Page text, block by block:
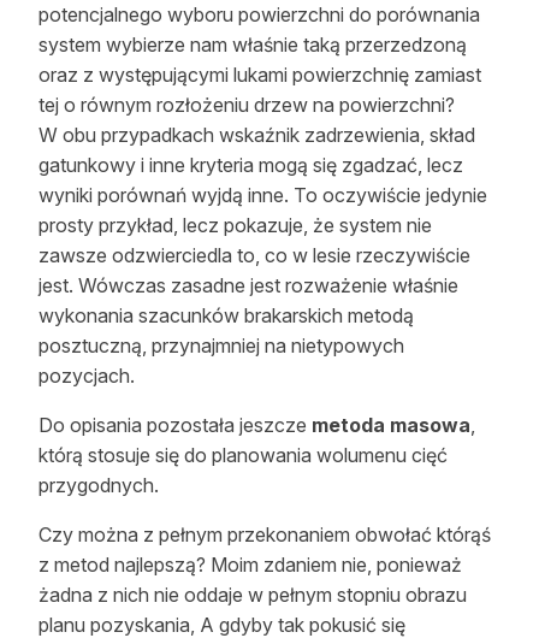
potencjalnego wyboru powierzchni do porównania
system wybierze nam właśnie taką przerzedzoną
oraz z występującymi lukami powierzchnię zamiast
tej o równym rozłożeniu drzew na powierzchni?
W obu przypadkach wskaźnik zadrzewienia, skład
gatunkowy i inne kryteria mogą się zgadzać, lecz
wyniki porównań wyjdą inne. To oczywiście jedynie
prosty przykład, lecz pokazuje, że system nie
zawsze odzwierciedla to, co w lesie rzeczywiście
jest. Wówczas zasadne jest rozważenie właśnie
wykonania szacunków brakarskich metodą
posztuczną, przynajmniej na nietypowych
pozycjach.
Do opisania pozostała jeszcze metoda masowa
którą stosuje się do planowania wolumenu cięć
przygodnych.
Czy można z pełnym przekonaniem obwołać którąś
z metod najlepszą? Moim zdaniem nie, ponieważ
żadna z nich nie oddaje w pełnym stopniu obrazu
planu pozyskania, A gdyby tak pokusić się